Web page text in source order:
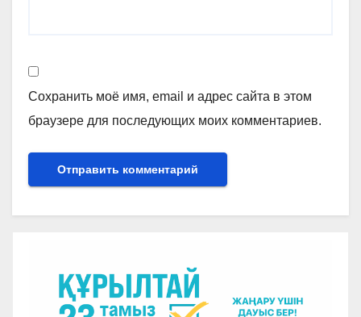
Сохранить моё имя, email и адрес сайта в этом
браузере для последующих моих комментариев.